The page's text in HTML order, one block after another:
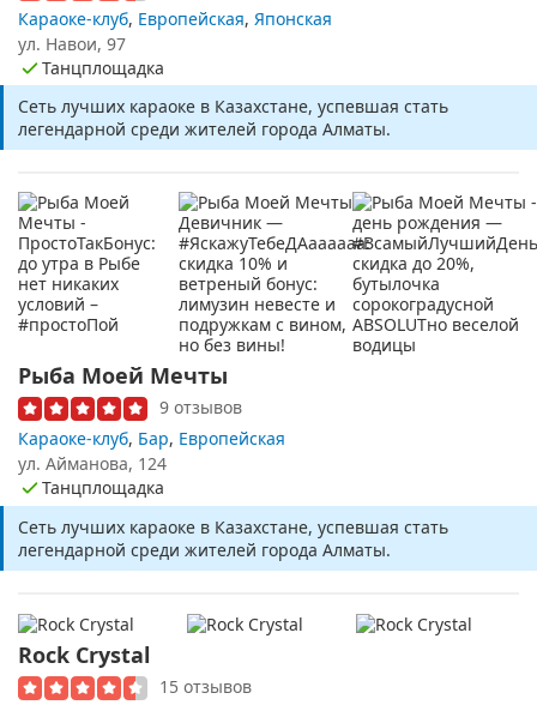
Караоке-клуб, Европейская, Японская
ул. Навои, 97
Танцплощадка
Сеть лучших караоке в Казахстане, успевшая стать
легендарной среди жителей города Алматы.
Рыба Моей Мечты
9 отзывов
Караоке-клуб, Бар, Европейская
ул. Айманова, 124
Танцплощадка
Сеть лучших караоке в Казахстане, успевшая стать
легендарной среди жителей города Алматы.
Rock Crystal
15 отзывов